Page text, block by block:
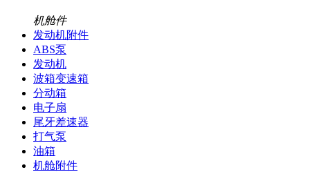
机舱件
发动机附件
ABS泵
发动机
波箱变速箱
分动箱
电子扇
尾牙差速器
打气泵
油箱
机舱附件